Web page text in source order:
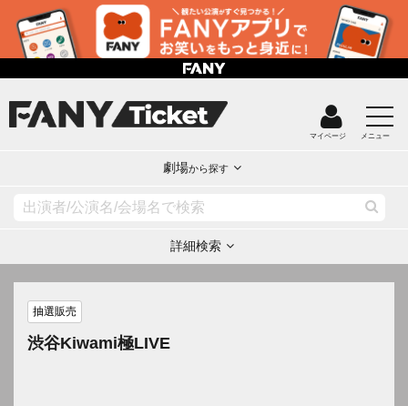
マイページ メニュー
劇場から探す
詳細検索
抽選販売
渋谷Kiwami極LIVE